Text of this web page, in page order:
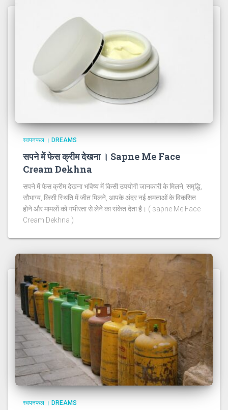
स्वपनफल । DREAMS
सपने में फेस क्रीम देखना । Sapne Me Face
Cream Dekhna
सपने में फेस क्रीम देखना भविष्य में किसी उपयोगी जानकारी के मिलने, समृद्धि,
सौभाग्य, किसी स्थिति में जीत मिलने, आपके अंदर नई क्षमताओं के विकसित
होने और मामलों को गंभीरता से लेने का संकेत देता है। ( sapne Me Face
Cream Dekhna )
स्वपनफल । DREAMS